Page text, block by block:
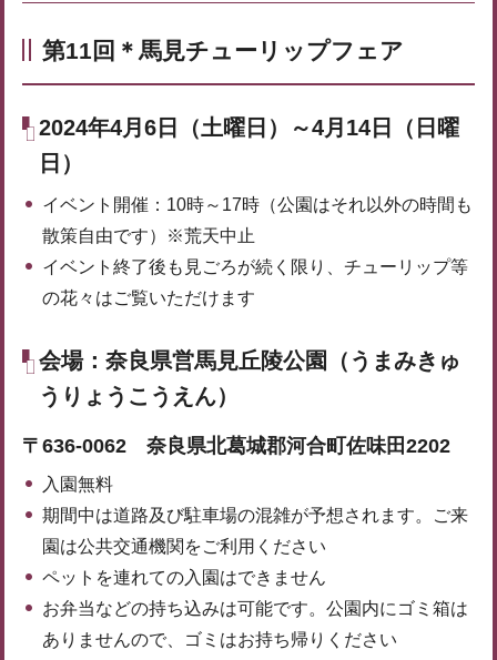
第11回＊馬見チューリップフェア
2024年4月6日（土曜日）～4月14日（日曜
日）
イベント開催：10時～17時（公園はそれ以外の時間も
散策自由です）※荒天中止
イベント終了後も見ごろが続く限り、チューリップ等
の花々はご覧いただけます
会場：奈良県営馬見丘陵公園（うまみきゅ
うりょうこうえん）
〒636-0062 奈良県北葛城郡河合町佐味田2202
入園無料
期間中は道路及び駐車場の混雑が予想されます。ご来
園は公共交通機関をご利用ください
ペットを連れての入園はできません
お弁当などの持ち込みは可能です。公園内にゴミ箱は
ありませんので、ゴミはお持ち帰りください